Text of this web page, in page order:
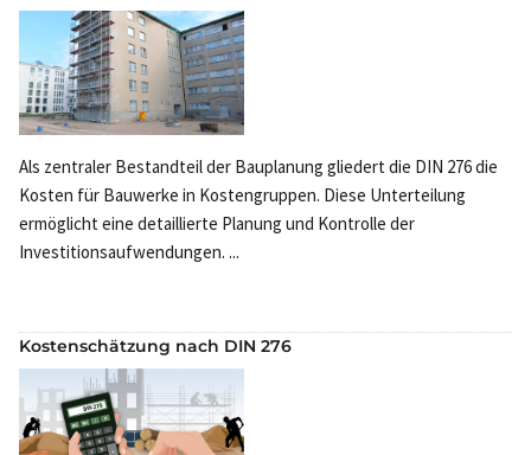
Als zentraler Bestandteil der Bauplanung gliedert die DIN 276 die
Kosten für Bauwerke in Kostengruppen. Diese Unterteilung
ermöglicht eine detaillierte Planung und Kontrolle der
Investitionsaufwendungen. ...
Kostenschätzung nach DIN 276